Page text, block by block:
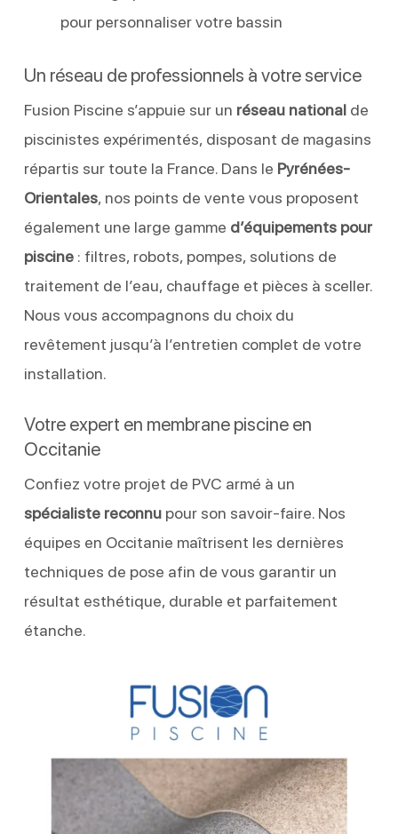
pour personnaliser votre bassin
Un réseau de professionnels à votre service
Fusion Piscine s’appuie sur un réseau nationalde
piscinistes expérimentés, disposant de magasins
répartis sur toute la France. Dans le Pyrénées-
Orientales, nos points de vente vous proposent
également une large gamme d’équipements pour
piscine: filtres, robots, pompes, solutions de
traitement de l’eau, chauffage et pièces à sceller.
Nous vous accompagnons du choix du
revêtement jusqu’à l’entretien complet de votre
installation.
Votre expert en membrane piscine en
Occitanie
Confiez votre projet de PVC armé à un
spécialiste reconnupour son savoir-faire. Nos
équipes en Occitanie maîtrisent les dernières
techniques de pose afin de vous garantir un
résultat esthétique, durable et parfaitement
étanche.